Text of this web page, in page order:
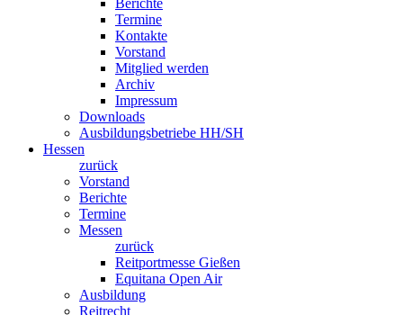
Berichte
Termine
Kontakte
Vorstand
Mitglied werden
Archiv
Impressum
Downloads
Ausbildungsbetriebe HH/SH
Hessen
zurück
Vorstand
Berichte
Termine
Messen
zurück
Reitportmesse Gießen
Equitana Open Air
Ausbildung
Reitrecht